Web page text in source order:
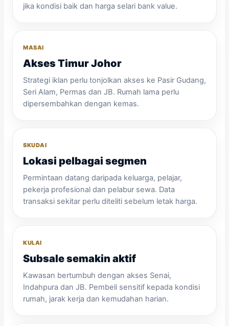
jika kondisi baik dan harga selari bank value.
MASAI
Akses Timur Johor
Strategi iklan perlu tonjolkan akses ke Pasir Gudang,
Seri Alam, Permas dan JB. Rumah lama perlu
dipersembahkan dengan kemas.
SKUDAI
Lokasi pelbagai segmen
Permintaan datang daripada keluarga, pelajar,
pekerja profesional dan pelabur sewa. Data
transaksi sekitar perlu diteliti sebelum letak harga.
KULAI
Subsale semakin aktif
Kawasan bertumbuh dengan akses Senai,
Indahpura dan JB. Pembeli sensitif kepada kondisi
rumah, jarak kerja dan kemudahan harian.